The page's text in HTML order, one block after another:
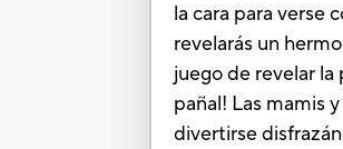
la cara para verse
revelarás un
juego de revelar la
pañal! Las mamis
divertirse